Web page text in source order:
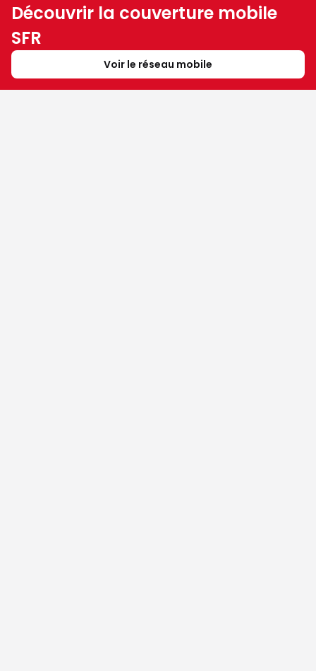
Découvrir la couverture mobile
SFR
Voir le réseau mobile